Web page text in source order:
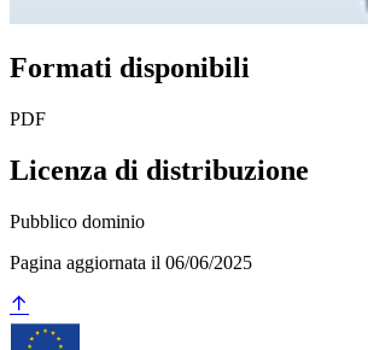
Formati disponibili
PDF
Licenza di distribuzione
Pubblico dominio
Pagina aggiornata il 06/06/2025